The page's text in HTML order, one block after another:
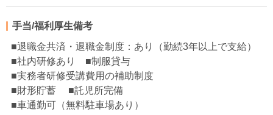
手当/福利厚生備考
■退職金共済・退職金制度：あり（勤続3年以上で支給）
■社内研修あり ■制服貸与
■実務者研修受講費用の補助制度
■財形貯蓄 ■託児所完備
■車通勤可（無料駐車場あり）